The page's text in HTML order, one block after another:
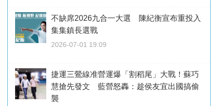
不缺席2026九合一大選 陳紀衡宣布重投入
集集鎮長選戰
2026-07-01 19:09
捷運三鶯線准營運爆「割稻尾」大戰！蘇巧
慧搶先發文 藍營怒轟：趁侯友宜出國搞偷
襲